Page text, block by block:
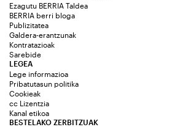
Ezagutu BERRIA Taldea
BERRIA berri bloga
Publizitatea
Galdera-erantzunak
Kontratazioak
Sarebide
LEGEA
Lege informazioa
Pribatutasun politika
Cookieak
cc Lizentzia
Kanal etikoa
BESTELAKO ZERBITZUAK